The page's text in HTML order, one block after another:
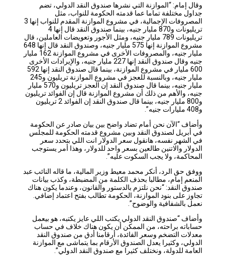
وقال إمام: “الموازنة التي نشرها صندوق النقد الدولي، تضم
جداول مختلفة تماما عما قدمته الحكومة للنواب، مثل
المصروفات الإجمالية، في مشروع الموازنة المقدم للنواب إنها 3
تريليونات و870 مليار جنيه، بينما صندوق النقد قال إنها 4
تريليونات 789 مليار جنيه، ومثل الأجور وتعويضات العاملين، قال
مشروع الموازنة إنها 575 مليار جنيه، وصندوق النقد قال إنها 648
مليار جنيه، والمصروفات الأخرى في مشروع الموازنة 162 مليار
جنيه وقال صندوق النقد إنها 227 مليار جنيه، والإيرادات الأخرى
600 مليار في مشروع الموازنة، بينما قال صندوق النقد إنها 592
مليار جنيه، وبالنسبة للعجز في مشروع الموازنة تريليون و245
مليار جنيه، بينما قال صندوق النقد إن العجز تريليون و570 مليار
جنيه، والأهم من ذلك أن مشروع الموازنة قال إن الفوائد تريليون
و800 مليار جنيه، بينما قال صندوق النقد إن الفوائد 2 تريليون
وأضاف “الآن نحن أمام تضاد واضح بين بيان صادر عن الحكومة
في أبريل لصندوق النقد وبين مشروع قدمته الحكومة للمجلس
في الشهر نفسه، هانقول سعر الدولار انت اللي بتحدد سعر
الدولار والاتنين طالعين بسعر واحد للدولار، وهذا أمر يستوجب
المحاكمة، ولا يجب السكوت عليه”.
ووفق حق الرد، أنكر محمد معيط وزير المالية، ما قاله النائب عبد
المنعم إمام، مطالبا بحذف الكلمة من المضبطة، وكذب بيانات
صندوق النقد: “نحن نلتزم بالدستور والقانون، وعندما يكون هناك
تجاوز على بنود الموازنة، الحكومة تطالب بفتح اعتماد إضافي.
نعمل بالشفافية والوضوح”.
وأضاف “صندوق النقد الدولي يكتب اللي عايز يكتبه، هو بيعمل
حساباته براحته، من الممكن أن يكون هناك خلاف في حساب
معدلات التضخم وسعر الفائدة، أرقامنا أدق من صندوق النقد
الدولي، وكثيرا يعدل الصندوق الأرقام بما يتماشى مع الموازنة
العامة للدولة، ونختلف كثيرا مع صندوق النقد الدولي”.